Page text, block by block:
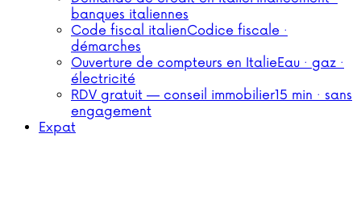
banques italiennes
Code fiscal italienCodice fiscale ·
démarches
Ouverture de compteurs en ItalieEau · gaz ·
électricité
RDV gratuit — conseil immobilier15 min · sans
engagement
Expat